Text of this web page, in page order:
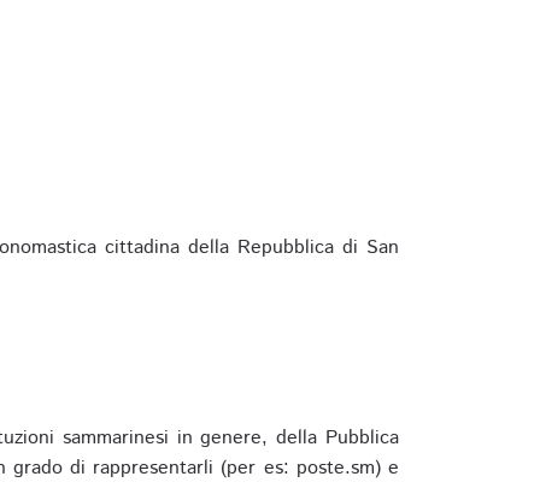
cittadina della Repubblica di San
sammarinesi in genere, della Pubblica
di rappresentarli (per es: poste.sm) e